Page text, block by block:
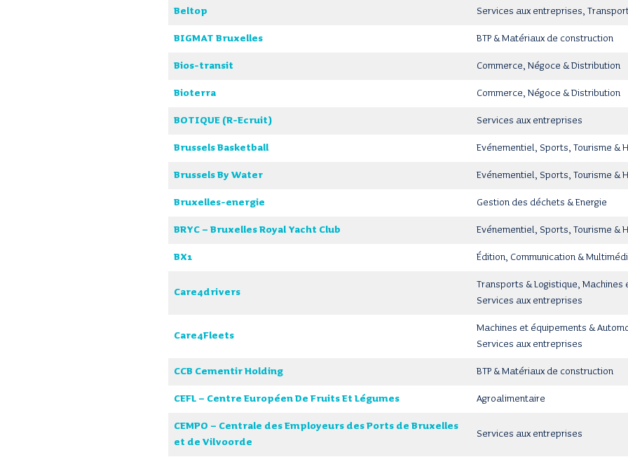
Beltop Services aux entreprises,
BIGMAT Bruxelles BTP & Matériaux de construction
Bios-transit Commerce, Négoce & Distribution
Bioterra Commerce, Négoce & Distribution
BOTIQUE (R-Ecruit) Services aux entreprises
Brussels Basketball Evénementiel, Sports, Tourisme &
Brussels By Water Evénementiel, Sports, Tourisme &
Bruxelles-energie Gestion des déchets & Energie
BRYC – Bruxelles Royal Yacht Club Evénementiel, Sports, Tourisme &
BX1 Édition, Communication &
Care4drivers
Transports & Logistique,
Services aux entreprises
Care4Fleets
Machines et équipements &
Services aux entreprises
CCB Cementir Holding BTP & Matériaux de construction
CEFL – Centre Européen De Fruits Et Légumes Agroalimentaire
CEMPO – Centrale des Employeurs des Ports de Bruxelles
et de Vilvoorde
Services aux entreprises